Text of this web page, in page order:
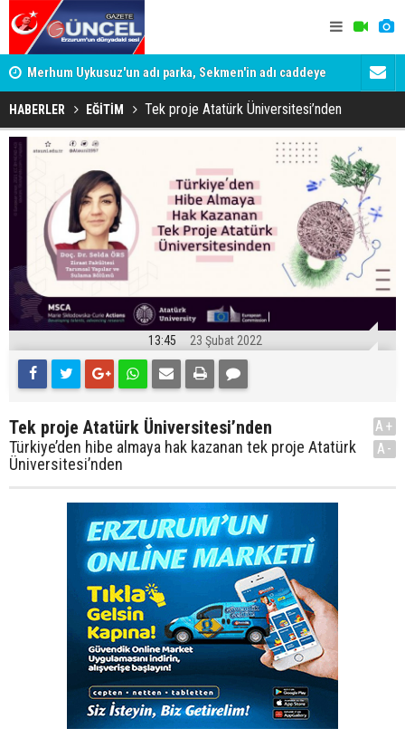
Merhum Uykusuz'un adı parka, Sekmen'in adı caddeye
verildi
HABERLER EĞİTİM Tek proje Atatürk Üniversitesi’nden
13:45 23 Şubat 2022
Tek proje Atatürk Üniversitesi’nden
Türkiye’den hibe almaya hak kazanan tek proje Atatürk
Üniversitesi’nden
A+
A-